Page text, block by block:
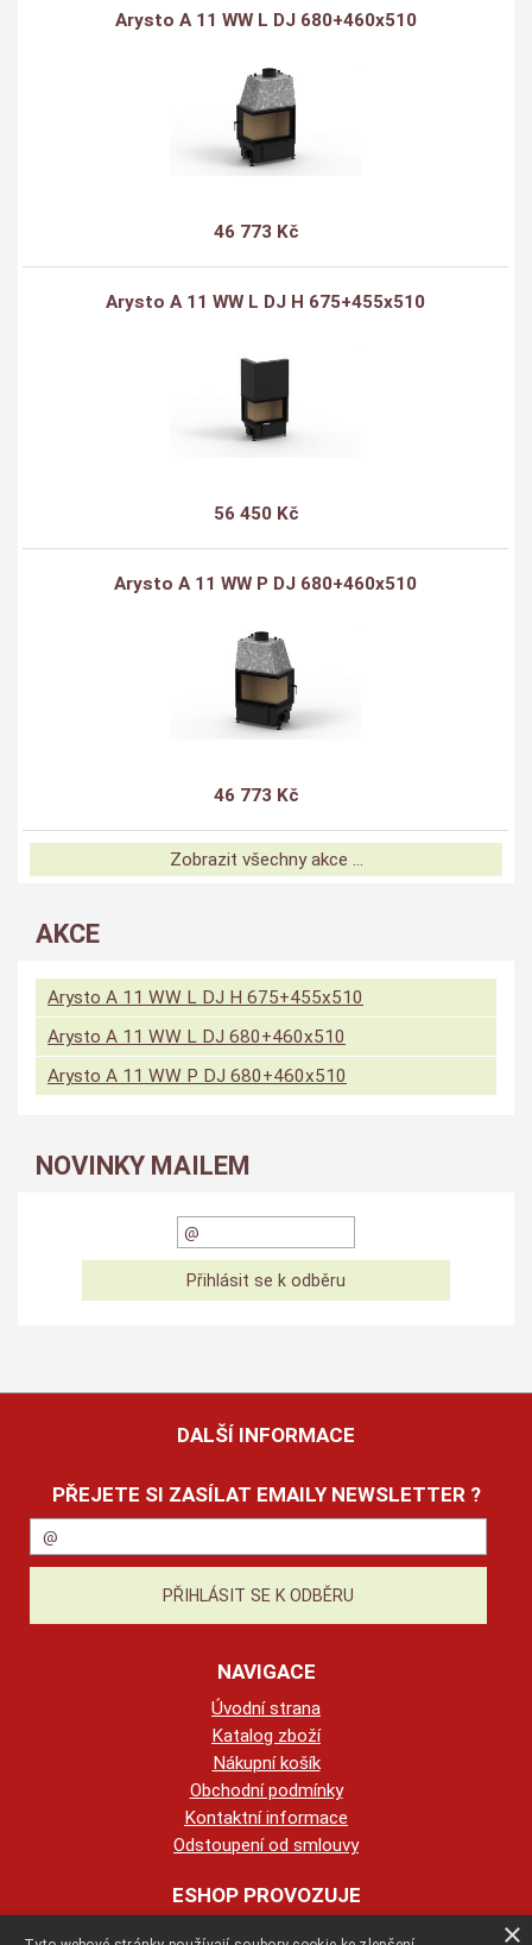
Arysto A 11 WW L DJ 680+460x510
46 773 Kč
Arysto A 11 WW L DJ H 675+455x510
56 450 Kč
Arysto A 11 WW P DJ 680+460x510
46 773 Kč
Zobrazit všechny akce ...
AKCE
Arysto A 11 WW L DJ H 675+455x510
Arysto A 11 WW L DJ 680+460x510
Arysto A 11 WW P DJ 680+460x510
NOVINKY MAILEM
DALŠÍ INFORMACE
PŘEJETE SI ZASÍLAT EMAILY NEWSLETTER ?
NAVIGACE
Úvodní strana
Katalog zboží
Nákupní košík
Obchodní podmínky
Kontaktní informace
Odstoupení od smlouvy
ESHOP PROVOZUJE
×